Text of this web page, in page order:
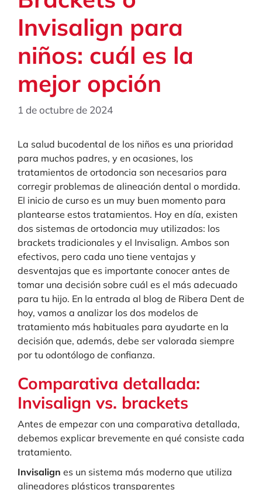
Invisalign para
niños: cuál es la
mejor opción
1 de octubre de 2024
La salud bucodental de los niños es una prioridad
para muchos padres, y en ocasiones, los
tratamientos de ortodoncia son necesarios para
corregir problemas de alineación dental o mordida.
El inicio de curso es un muy buen momento para
plantearse estos tratamientos. Hoy en día, existen
dos sistemas de ortodoncia muy utilizados: los
brackets tradicionales y el Invisalign. Ambos son
efectivos, pero cada uno tiene ventajas y
desventajas que es importante conocer antes de
tomar una decisión sobre cuál es el más adecuado
para tu hijo. En la entrada al blog de Ribera Dent de
hoy, vamos a analizar los dos modelos de
tratamiento más habituales para ayudarte en la
decisión que, además, debe ser valorada siempre
por tu odontólogo de confianza.
Comparativa detallada:
Invisalign vs. brackets
Antes de empezar con una comparativa detallada,
debemos explicar brevemente en qué consiste cada
tratamiento.
Invisalign es un sistema más moderno que utiliza
alineadores plásticos transparentes